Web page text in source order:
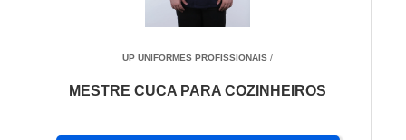
UP UNIFORMES PROFISSIONAIS /
MESTRE CUCA PARA COZINHEIROS